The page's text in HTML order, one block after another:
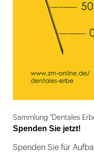
Sammlung "Dentales
Spenden Sie jetzt!
Spenden Sie für